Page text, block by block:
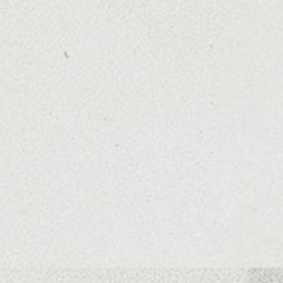
落ち着いたトーンのカラーリングも透明感があると